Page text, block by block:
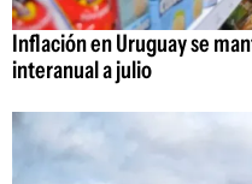
Inflación en Uruguay se
interanual a julio